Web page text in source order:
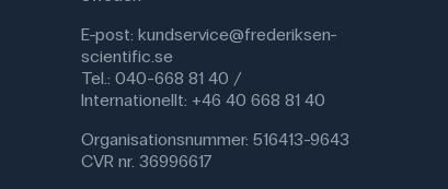
E-post: kundservice@frederiksen-
scientific.se
Tel.: 040-668 81 40 /
Internationellt: +46 40 668 81 40
Organisationsnummer: 516413-9643
CVR nr. 36996617